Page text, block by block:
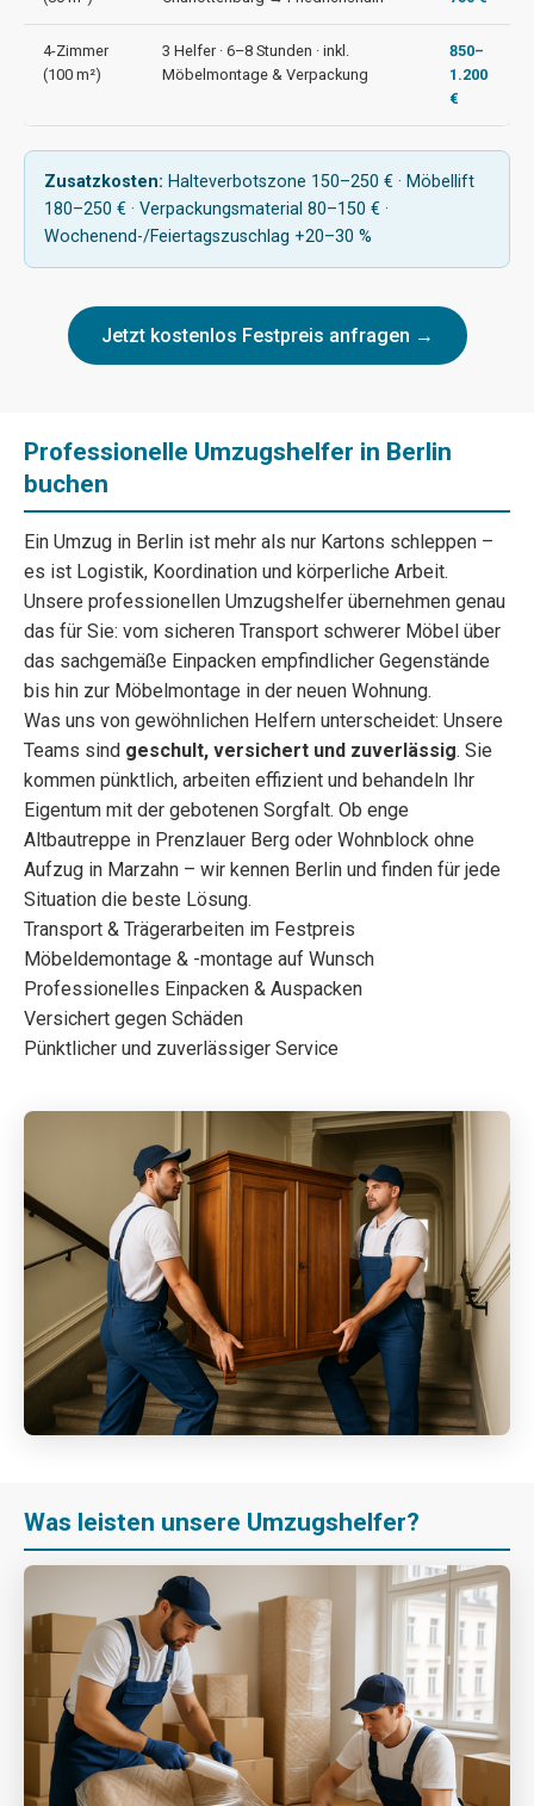
4-Zimmer
(100 m²)
3 Helfer · 6–8 Stunden · inkl.
Möbelmontage & Verpackung
850–
1.200
€
Zusatzkosten: Halteverbotszone 150–250 € · Möbellift
180–250 € · Verpackungsmaterial 80–150 € ·
Wochenend-/Feiertagszuschlag +20–30 %
Jetzt kostenlos Festpreis anfragen →
Professionelle Umzugshelfer in Berlin
buchen
Ein Umzug in Berlin ist mehr als nur Kartons schleppen –
es ist Logistik, Koordination und körperliche Arbeit.
Unsere professionellen Umzugshelfer übernehmen genau
das für Sie: vom sicheren Transport schwerer Möbel über
das sachgemäße Einpacken empfindlicher Gegenstände
bis hin zur Möbelmontage in der neuen Wohnung.
Was uns von gewöhnlichen Helfern unterscheidet: Unsere
Teams sind geschult, versichert und zuverlässig. Sie
kommen pünktlich, arbeiten effizient und behandeln Ihr
Eigentum mit der gebotenen Sorgfalt. Ob enge
Altbautreppe in Prenzlauer Berg oder Wohnblock ohne
Aufzug in Marzahn – wir kennen Berlin und finden für jede
Situation die beste Lösung.
Transport & Trägerarbeiten im Festpreis
Möbeldemontage & -montage auf Wunsch
Professionelles Einpacken & Auspacken
Versichert gegen Schäden
Pünktlicher und zuverlässiger Service
Was leisten unsere Umzugshelfer?